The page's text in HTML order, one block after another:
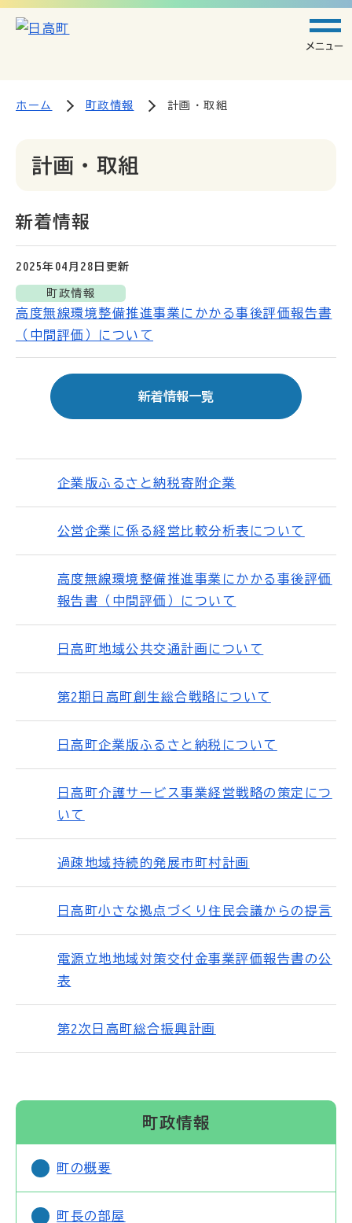
メニュー
ホーム 町政情報 計画・取組
計画・取組
新着情報
2025年04月28日 更新
町政情報
高度無線環境整備推進事業にかかる事後評価報告書
（中間評価）について
新着情報一覧
企業版ふるさと納税寄附企業
公営企業に係る経営比較分析表について
高度無線環境整備推進事業にかかる事後評価
報告書（中間評価）について
日高町地域公共交通計画について
第2期日高町創生総合戦略について
日高町企業版ふるさと納税について
日高町介護サービス事業経営戦略の策定につ
いて
過疎地域持続的発展市町村計画
日高町小さな拠点づくり住民会議からの提言
電源立地地域対策交付金事業評価報告書の公
表
第2次日高町総合振興計画
町政情報
町の概要
町長の部屋